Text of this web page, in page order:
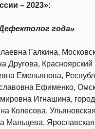
– 2023»:
года»
Галкина,
Другова, Красноярский
Емельянова,
Ефименко,
Игнашина,
Колесова,
Мальцева, Ярославская